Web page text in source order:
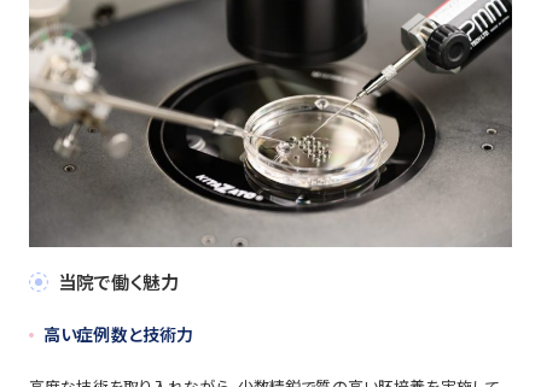
当院で働く魅力
高い症例数と技術力